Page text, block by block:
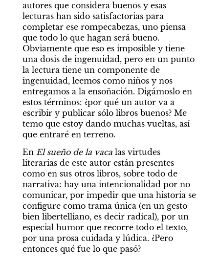
autores que considera buenos y esas
lecturas han sido satisfactorias para
completar ese rompecabezas, uno piensa
que todo lo que hagan será bueno.
Obviamente que eso es imposible y tiene
una dosis de ingenuidad, pero en un punto
la lectura tiene un componente de
ingenuidad, leemos como niños y nos
entregamos a la ensoñación. Digámoslo en
estos términos: ¿por qué un autor va a
escribir y publicar sólo libros buenos? Me
temo que estoy dando muchas vueltas, así
que entraré en terreno.
En El sueño de la vaca las virtudes
literarias de este autor están presentes
como en sus otros libros, sobre todo de
narrativa: hay una intencionalidad por no
comunicar, por impedir que una historia se
configure como trama única (en un gesto
bien libertelliano, es decir radical), por un
especial humor que recorre todo el texto,
por una prosa cuidada y lúdica. ¿Pero
entonces qué fue lo que pasó?